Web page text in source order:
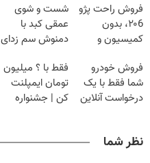
فروش راحت پژو
۲۰6، بدون
کمیسیون و
شست و شوی
عمقی کبد با
دمنوش سم زدای
فروش خودرو
شما فقط با یک
درخواست آنلاین
فقط با ؟ میلیون
تومان ایمپلنت
کن | جشنواره
نظر شما